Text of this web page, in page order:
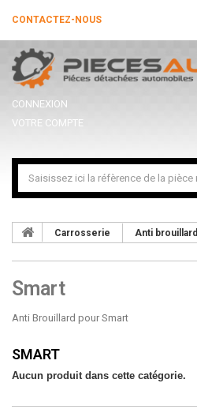
CONTACTEZ-NOUS
CONNEXION
VOTRE COMPTE
Carrosserie Anti brouillard
Smart
Anti Brouillard pour Smart
SMART
Aucun produit dans cette catégorie.